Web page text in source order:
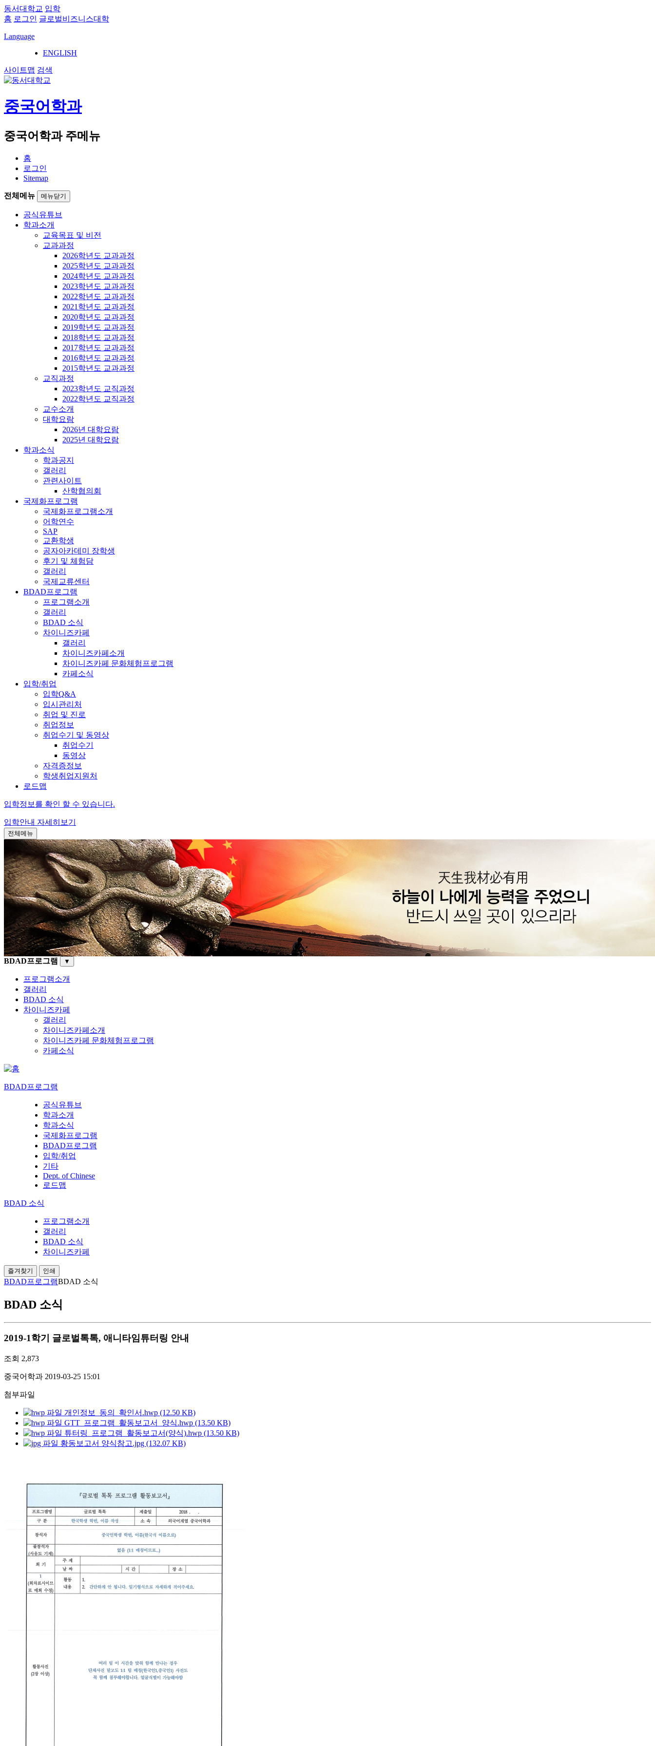
동서대학교 입학
홈 로그인 글로벌비즈니스대학
Language
ENGLISH
사이트맵 검색
중국어학과
중국어학과 주메뉴
홈
로그인
Sitemap
전체메뉴 메뉴닫기
공식유튜브
학과소개
교육목표 및 비전
교과과정
2026학년도 교과과정
2025학년도 교과과정
2024학년도 교과과정
2023학년도 교과과정
2022학년도 교과과정
2021학년도 교과과정
2020학년도 교과과정
2019학년도 교과과정
2018학년도 교과과정
2017학년도 교과과정
2016학년도 교과과정
2015학년도 교과과정
교직과정
2023학년도 교직과정
2022학년도 교직과정
교수소개
대학요람
2026년 대학요람
2025년 대학요람
학과소식
학과공지
갤러리
관련사이트
산학협의회
국제화프로그램
국제화프로그램소개
어학연수
SAP
교환학생
공자아카데미 장학생
후기 및 체험담
갤러리
국제교류센터
BDAD프로그램
프로그램소개
갤러리
BDAD 소식
차이니즈카페
갤러리
차이니즈카페소개
차이니즈카페 문화체험프로그램
카페소식
입학/취업
입학Q&A
입시관리처
취업 및 진로
취업정보
취업수기 및 동영상
취업수기
동영상
자격증정보
학생취업지원처
로드맵
입학정보를 확인 할 수 있습니다.
입학안내 자세히보기
전체메뉴
BDAD프로그램 ▼
프로그램소개
갤러리
BDAD 소식
차이니즈카페
갤러리
차이니즈카페소개
차이니즈카페 문화체험프로그램
카페소식
BDAD프로그램
공식유튜브
학과소개
학과소식
국제화프로그램
BDAD프로그램
입학/취업
기타
Dept. of Chinese
로드맵
BDAD 소식
프로그램소개
갤러리
BDAD 소식
차이니즈카페
즐겨찾기 인쇄
BDAD프로그램BDAD 소식
BDAD 소식
2019-1학기 글로벌톡톡, 애니타임튜터링 안내
조회 2,873
중국어학과 2019-03-25 15:01
첨부파일
개인정보_동의_확인서.hwp (12.50 KB)
GTT_프로그램_활동보고서_양식.hwp (13.50 KB)
튜터링_프로그램_활동보고서(양식).hwp (13.50 KB)
황동보고서 양식참고.jpg (132.07 KB)